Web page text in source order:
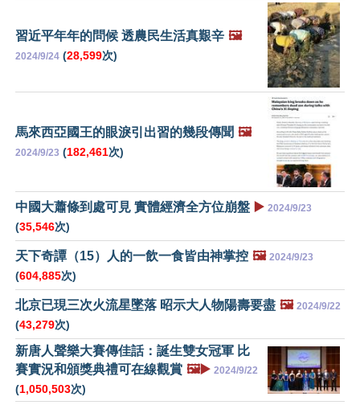
習近平年年的問候 透農民生活真艱辛 🖼️
2024/9/24 (28,599次)
馬來西亞國王的眼淚引出習的幾段傳聞 🖼️
2024/9/23 (182,461次)
中國大蕭條到處可見 實體經濟全方位崩盤 ▶️ 2024/9/23
(35,546次)
天下奇譚（15）人的一飲一食皆由神掌控 🖼️ 2024/9/23
(604,885次)
北京已現三次火流星墜落 昭示大人物陽壽要盡 🖼️ 2024/9/22
(43,279次)
新唐人聲樂大賽傳佳話：誕生雙女冠軍 比
賽實況和頒獎典禮可在線觀賞 🖼️▶️ 2024/9/22
(1,050,503次)